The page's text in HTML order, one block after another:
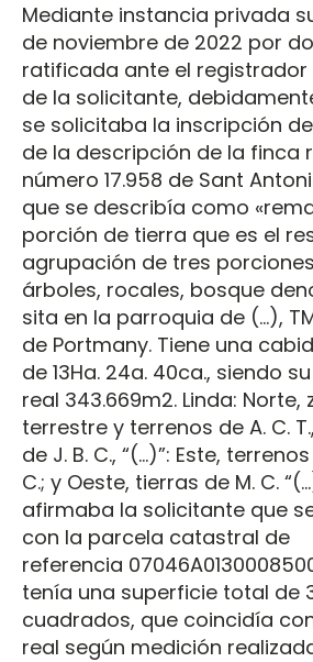
Mediante instancia privada
de noviembre de 2022 por
ratificada ante el
de la solicitante,
se solicitaba la inscripción
de la descripción de la finca
número 17.958 de Sant
que se describía como
porción de tierra que es el
agrupación de tres
árboles, rocales, bosque
sita en la parroquia de (…),
de Portmany. Tiene una
de 13Ha. 24a. 40ca., siendo
real 343.669m2. Linda:
terrestre y terrenos de A. C.
de J. B. C., “(…)”: Este,
C.; y Oeste, tierras de M. C.
afirmaba la solicitante que
con la parcela catastral de
referencia
tenía una superficie total de
cuadrados, que coincidía
real según medición